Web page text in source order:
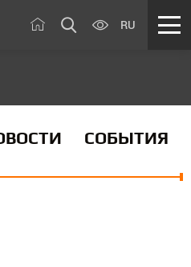
RU
СОБЫТИЯ